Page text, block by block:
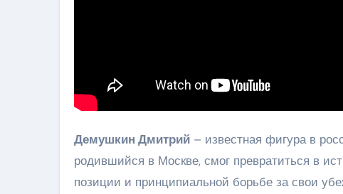
Демушкин Дмитрий – известная фигура в
родившийся в Москве, смог превратиться в
позиции и принципиальной борьбе за свои